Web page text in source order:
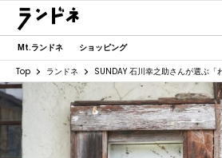
Mt.ランドネ ショッピング
Top ランドネ SUNDAY 石川幸之助さんが選ぶ「